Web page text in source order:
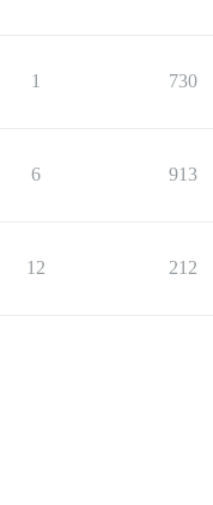
1 730
6 913
12 212